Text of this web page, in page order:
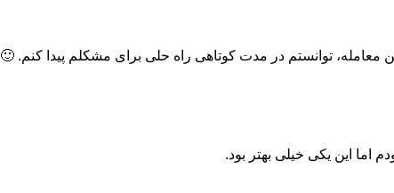
توانستم در مدت کوتاهی راه حلی برای مشکلم پیدا کنم. 🙂
اما این یکی خیلی بهتر بود.